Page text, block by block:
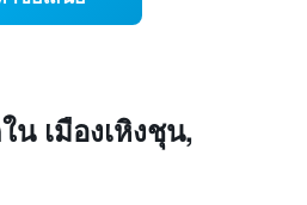
เมืองเหิงชุน,